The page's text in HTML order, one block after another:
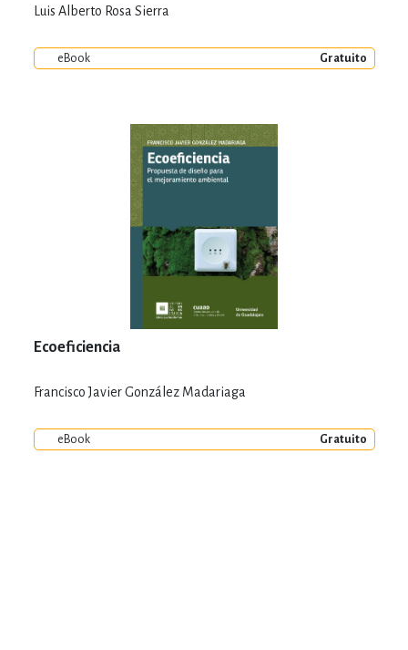
Luis Alberto Rosa Sierra
eBook Gratuito
Ecoeficiencia
Francisco Javier González Madariaga
eBook Gratuito